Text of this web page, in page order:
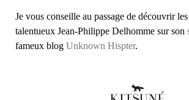
Je vous conseille au passage de découvrir
talentueux Jean-Philippe Delhomme sur son
fameux blog Unknown Hispter.